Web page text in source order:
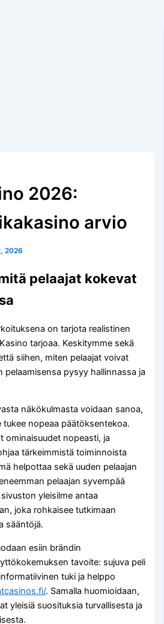
2026:
arvio
2026
pelaajat kokevat
on tarjota realistinen
tarjoaa. Keskitymme sekä
siihen, miten pelaajat voivat
pelaamisensa pysyy hallinnassa ja
näkökulmasta voidaan sanoa,
nopeaa päätöksentekoa.
ominaisuudet nopeasti, ja
tärkeimmistä toiminnoista
helpottaa sekä uuden pelaajan
pelaajan syvempää
yleisilme antaa
joka rohkaisee tutkimaan
sääntöjä.
esiin brändin
tavoite: sujuva peli
tuki ja helppo
. Samalla huomioidaan,
yleisiä suosituksia turvallisesta ja